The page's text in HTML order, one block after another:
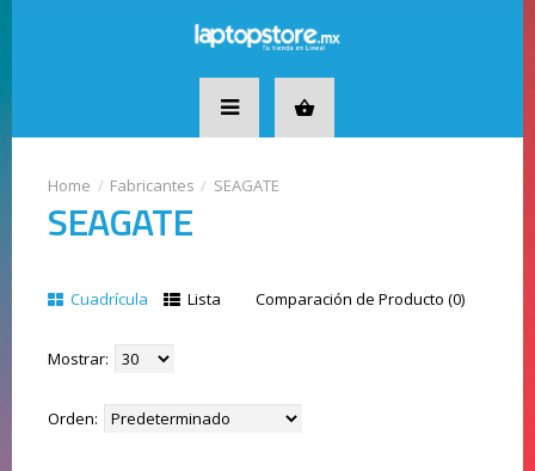
Fabricantes SEAGATE
SEAGATE
Cuadrícula Lista Comparación de Producto (0)
Mostrar:
Orden: